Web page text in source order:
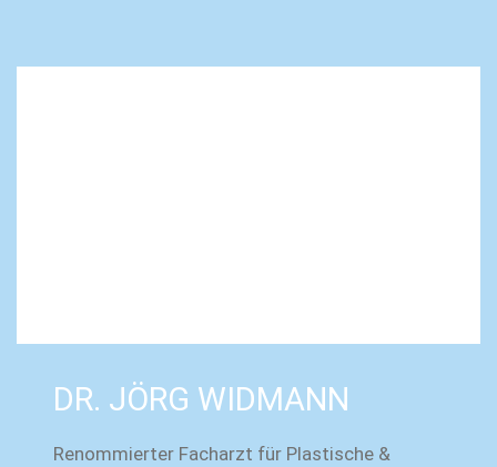
DR. JÖRG WIDMANN
Renommierter Facharzt für Plastische &